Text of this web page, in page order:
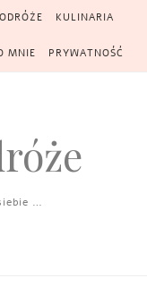
KULINARIA
MNIE PRYWATNOŚĆ
…